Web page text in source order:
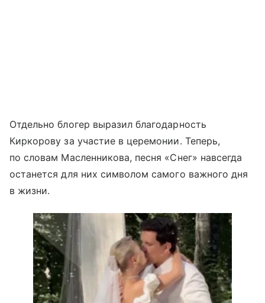
Отдельно блогер выразил благодарность
Киркорову за участие в церемонии. Теперь,
по словам Масленникова, песня «Снег» навсегда
останется для них символом самого важного дня
в жизни.